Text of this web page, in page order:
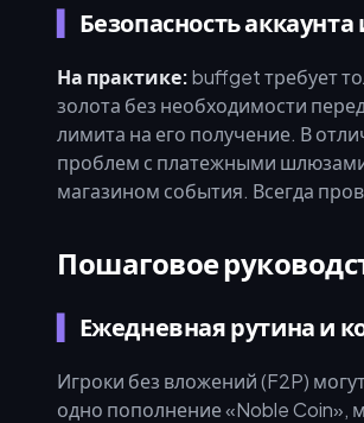
Безопасность аккаунта
На практике:buffget требует
золота без необходимости
лимита на его получение. В
проблем с платежными
магазином события. Всегда
Пошаговое
Ежедневная рутина и
Игроки без вложений (F2P)
одно пополнение «Noble Coin»,